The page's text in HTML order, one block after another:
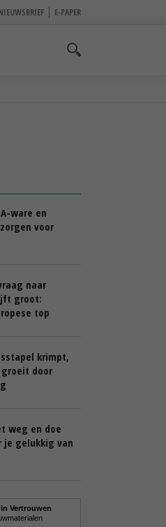
E-PAPER
ware en
voor
naar
groot:
top
krimpt,
door
weg en doe
je gelukkig van
Vertrouwen